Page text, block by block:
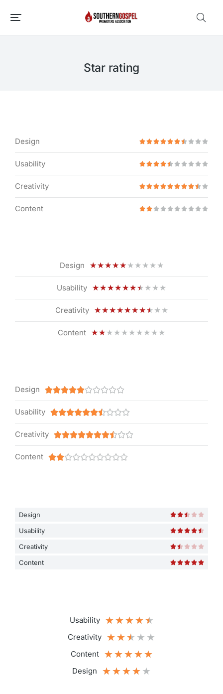
Star rating
Design 
Usability 
Creativity 
Content 
Design ★★★★★ ★ ★ ★ ★ ★
Usability ★★★★★★★ ★ ★ ★
Creativity ★★★★★★★★ ★ ★
Content ★★ ★ ★ ★ ★ ★ ★ ★ ★
Design 
Usability 
Creativity 
Content 
Design   
Usability 
Creativity    
Content 
Usability ★★★★★
Creativity ★★★ ★ ★
Content ★★★★★
Design ★★★★ ★